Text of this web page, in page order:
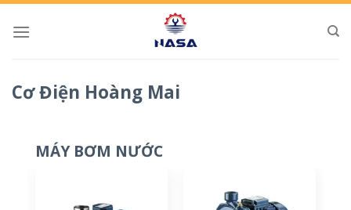
Skip
Cơ Điện Hoàng Mai
MÁY BƠM NƯỚC